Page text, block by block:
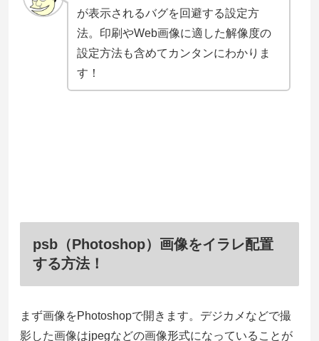
が表示されるバグを回避する設定方
法。印刷やWeb画像に適した解像度の
設定方法も含めてカンタンにわかりま
す！
psb（Photoshop）画像をイラレ配置
する方法！
まず画像をPhotoshopで開きます。デジカメなどで撮
影した画像はjpegなどの画像形式になっていることが